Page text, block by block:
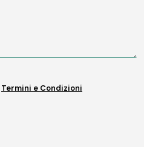
Termini e Condizioni